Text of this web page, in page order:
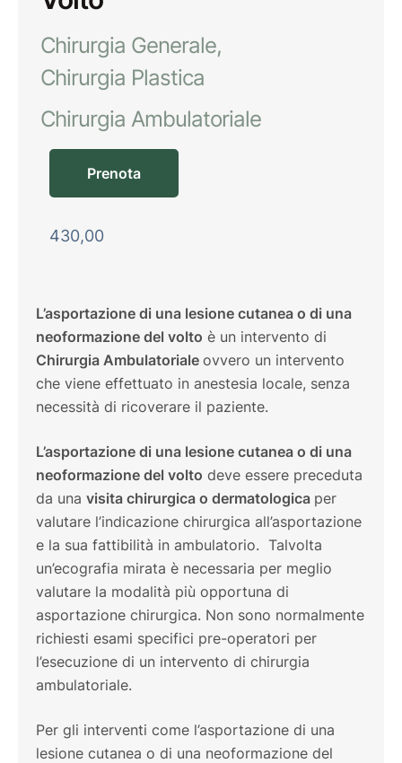
Chirurgia Generale
Chirurgia Plastica
Chirurgia Ambulatoriale
Prenota
430,00
L’asportazione di una lesione cutanea o di una
neoformazione del volto è un intervento di
Chirurgia Ambulatoriale ovvero un intervento
che viene effettuato in anestesia locale, senza
necessità di ricoverare il paziente.
L’asportazione di una lesione cutanea o di una
neoformazione del volto deve essere preceduta
da una visita chirurgica o dermatologica per
valutare l’indicazione chirurgica all’asportazione
e la sua fattibilità in ambulatorio. Talvolta
un’ecografia mirata è necessaria per meglio
valutare la modalità più opportuna di
asportazione chirurgica. Non sono normalmente
richiesti esami specifici pre-operatori per
l’esecuzione di un intervento di chirurgia
ambulatoriale.
Per gli interventi come l’asportazione di una
lesione cutanea o di una neoformazione del